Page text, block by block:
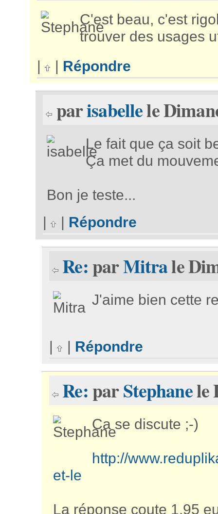
C'est beau, c'est
trouver des usages
|
| Répondre
parisabellele
Le fait que ça soit
Ça met du
Bon je teste...
|
Répondre
Re:parMitrale
J'aime bien cette
| Répondre
Re:parStephanele
Ca se discute ;-)
http://
et-le
La réponse coute 1.95